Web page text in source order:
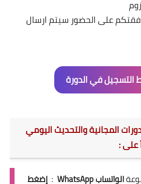
على الحضور سيتم ارسال
التسجيل في الدورة
المجانية والتحديث اليومي
على :
الواتساب WhatsApp : إضغط